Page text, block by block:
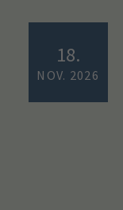
18.
NOV. 2026